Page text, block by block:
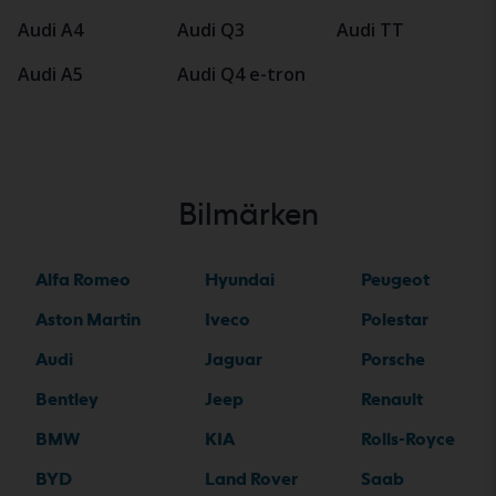
Audi A4
Audi A5
Audi Q3
Audi Q4 e-tron
Audi TT
Bilmärken
Alfa Romeo
Aston Martin
Audi
Bentley
BMW
BYD
Hyundai
Iveco
Jaguar
Jeep
KIA
Land Rover
Peugeot
Polestar
Porsche
Renault
Rolls-Royce
Saab